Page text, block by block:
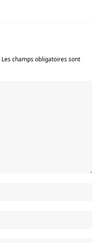
Les champs obligatoires sont